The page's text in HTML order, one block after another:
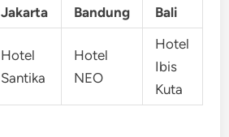
Jakarta Bandung Bali
Hotel
Santika
Hotel
NEO
Hotel
Ibis
Kuta